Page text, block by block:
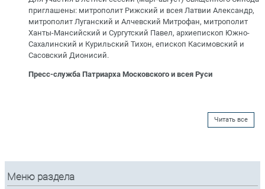
приглашены: митрополит Рижский и всея Латвии Александр,
митрополит Луганский и Алчевский Митрофан, митрополит
Ханты-Мансийский и Сургутский Павел, архиепископ Южно-
Сахалинский и Курильский Тихон, епископ Касимовский и
Сасовский Дионисий.
Пресс-служба Патриарха Московского и всея Руси
Читать все
Меню раздела